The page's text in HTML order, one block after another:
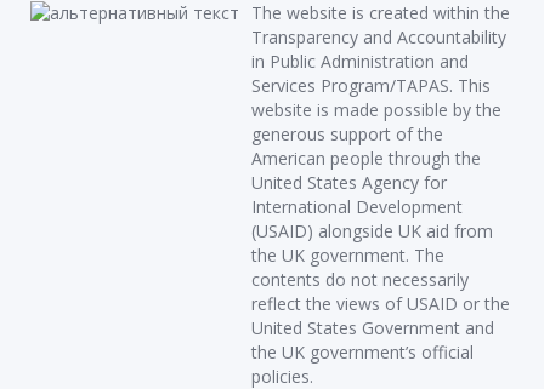
The website is created within the
Transparency and Accountability
in Public Administration and
Services Program/TAPAS. This
website is made possible by the
generous support of the
American people through the
United States Agency for
International Development
(USAID) alongside UK aid from
the UK government. The
contents do not necessarily
reflect the views of USAID or the
United States Government and
the UK government’s official
policies.